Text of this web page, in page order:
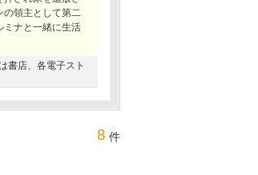
の領主として第二
ミナと一緒に生活
書店、各電子スト
8 件